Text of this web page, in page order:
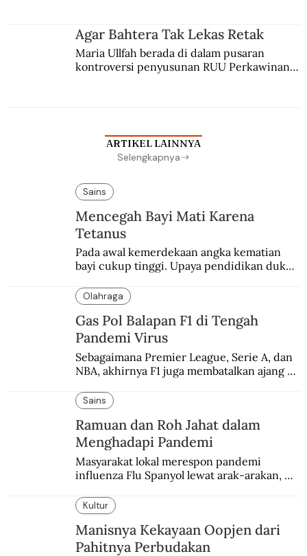
Agar Bahtera Tak Lekas Retak
Maria Ullfah berada di dalam pusaran
kontroversi penyusunan RUU Perkawinan.
ARTIKEL LAINNYA
Selengkapnya
Sains
Mencegah Bayi Mati Karena
Tetanus
Pada awal kemerdekaan angka kematian
bayi cukup tinggi. Upaya pendidikan dukun
Olahraga
Gas Pol Balapan F1 di Tengah
Pandemi Virus
Sebagaimana Premier League, Serie A, dan
NBA, akhirnya F1 juga membatalkan ajang
enam dekade lampau.
Sains
Ramuan dan Roh Jahat dalam
Menghadapi Pandemi
Masyarakat lokal merespon pandemi
influenza Flu Spanyol lewat arak-arakan,
Kultur
Manisnya Kekayaan Oopjen dari
Pahitnya Perbudakan